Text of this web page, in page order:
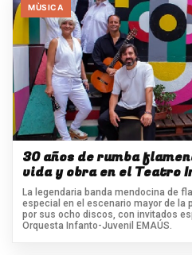
MÙSICA
30 años de rumba
vida y obra en el Teatro
La legendaria banda mendocina de
especial en el escenario mayor de la
por sus ocho discos, con invitados
Orquesta Infanto-Juvenil EMAÚS.